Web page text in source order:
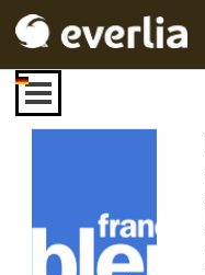
Sauter le menu